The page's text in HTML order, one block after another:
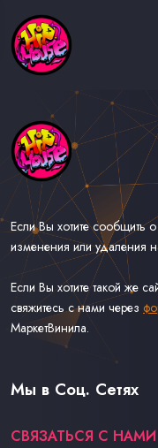
Если Вы хотите сообщить
изменения или удаления
Если Вы хотите такой же
свяжитесь с нами через
МаркетВинила.
Каталог Музыки на
Доставка и Оплата
Мы в Соц. Сетях
СВЯЗАТЬСЯ С НАМИ